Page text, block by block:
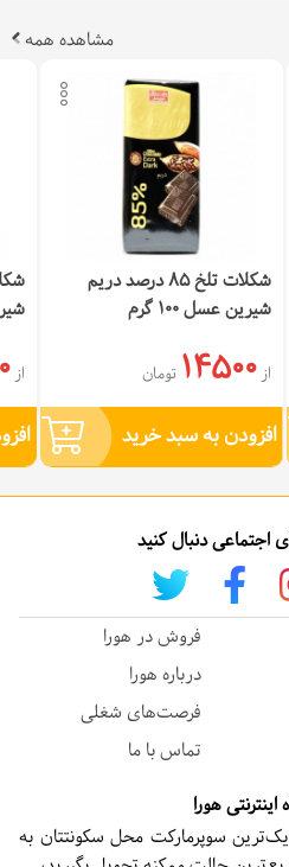
مشاهده همه
شکلات تلخ 85 درصد دریم
شیرین عسل 100 گرم
از14500 تومان
افزودن به سبد خرید
از
اجتماعی دنبال کنید
فروش در هورا
درباره هورا
فرصت‌های شغلی
تماس با ما
هورا
سوپرمارکت محل سکونتتان به